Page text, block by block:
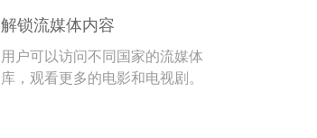
解锁流媒体内容
用户可以访问不同国家的流媒体
库，观看更多的电影和电视剧。